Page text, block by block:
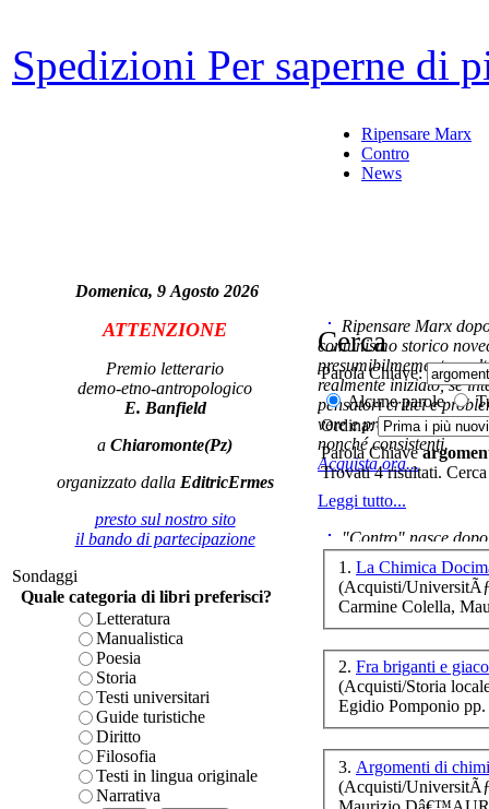
Spedizioni Per saperne di
Domenica, 9 Agosto 2026
ATTENZIONE
Premio letterario
demo-etno-antropologico
E. Banfield
a Chiaromonte(Pz)
organizzato dalla EditricErmes
presto sul nostro sito
il bando di partecipazione
Sondaggi
Quale categoria di libri preferisci?
Letteratura
Manualistica
Poesia
Storia
Testi universitari
Guide turistiche
Diritto
Filosofia
Testi in lingua originale
Narrativa
Ripensare Marx
Contro
News
Ripensare Marx
comunismo storico
presumibilmemente
realmente iniziato, se
pensatori critici e
vere e proprie correnti
nonché consistenti.
Acquista ora...
Leggi tutto...
"Contro" nasce
cominciato con la
ripensaremarx. i saggi
questa collaborazione
è teorica, sempre però
presente fase.
Acquista ora...
A feed could not be
http://www.lastampa.it/
Cerca
Parola Chiave:
Alcune parole
Ordina:
Parola Chiave
Trovati 4 risultati.
1. La Chimica
(Acquisti/
Carmine Colella,
2. Fra briganti e
(Acquisti/Storia
Egidio Pomponio
3. Argomenti di
(Acquisti/